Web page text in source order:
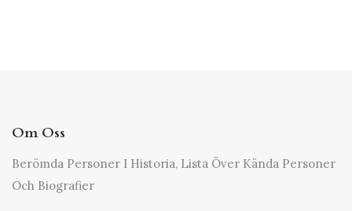
Om Oss
Berömda Personer I Historia, Lista Över Kända Personer
Och Biografier